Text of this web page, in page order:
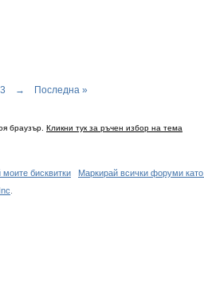
3 → Последна »
браузър. Кликни тук за ръчен избор на тема
моите бисквитки
Маркирай всички форуми
Inc